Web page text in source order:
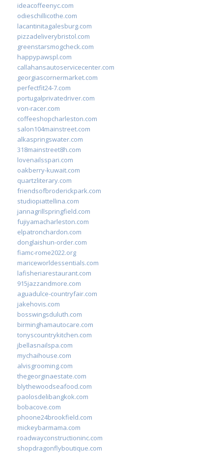
ideacoffeenyc.com
odieschillicothe.com
lacantinitagalesburg.com
pizzadeliverybristol.com
greenstarsmogcheck.com
happypawspl.com
callahansautoservicecenter.com
georgiascornermarket.com
perfectfit24-7.com
portugalprivatedriver.com
von-racer.com
coffeeshopcharleston.com
salon104mainstreet.com
alkaspringswater.com
318mainstreet8h.com
lovenailsspari.com
oakberry-kuwait.com
quartzliterary.com
friendsofbroderickpark.com
studiopiattellina.com
jannagrillspringfield.com
fujiyamacharleston.com
elpatronchardon.com
donglaishun-order.com
fiamc-rome2022.org
mariceworldessentials.com
lafisheriarestaurant.com
915jazzandmore.com
aguadulce-countryfair.com
jakehovis.com
bosswingsduluth.com
birminghamautocare.com
tonyscountrykitchen.com
jbellasnailspa.com
mychaihouse.com
alvisgrooming.com
thegeorginaestate.com
blythewoodseafood.com
paolosdelibangkok.com
bobacove.com
phoone24brookfield.com
mickeybarmama.com
roadwayconstructioninc.com
shopdragonflyboutique.com